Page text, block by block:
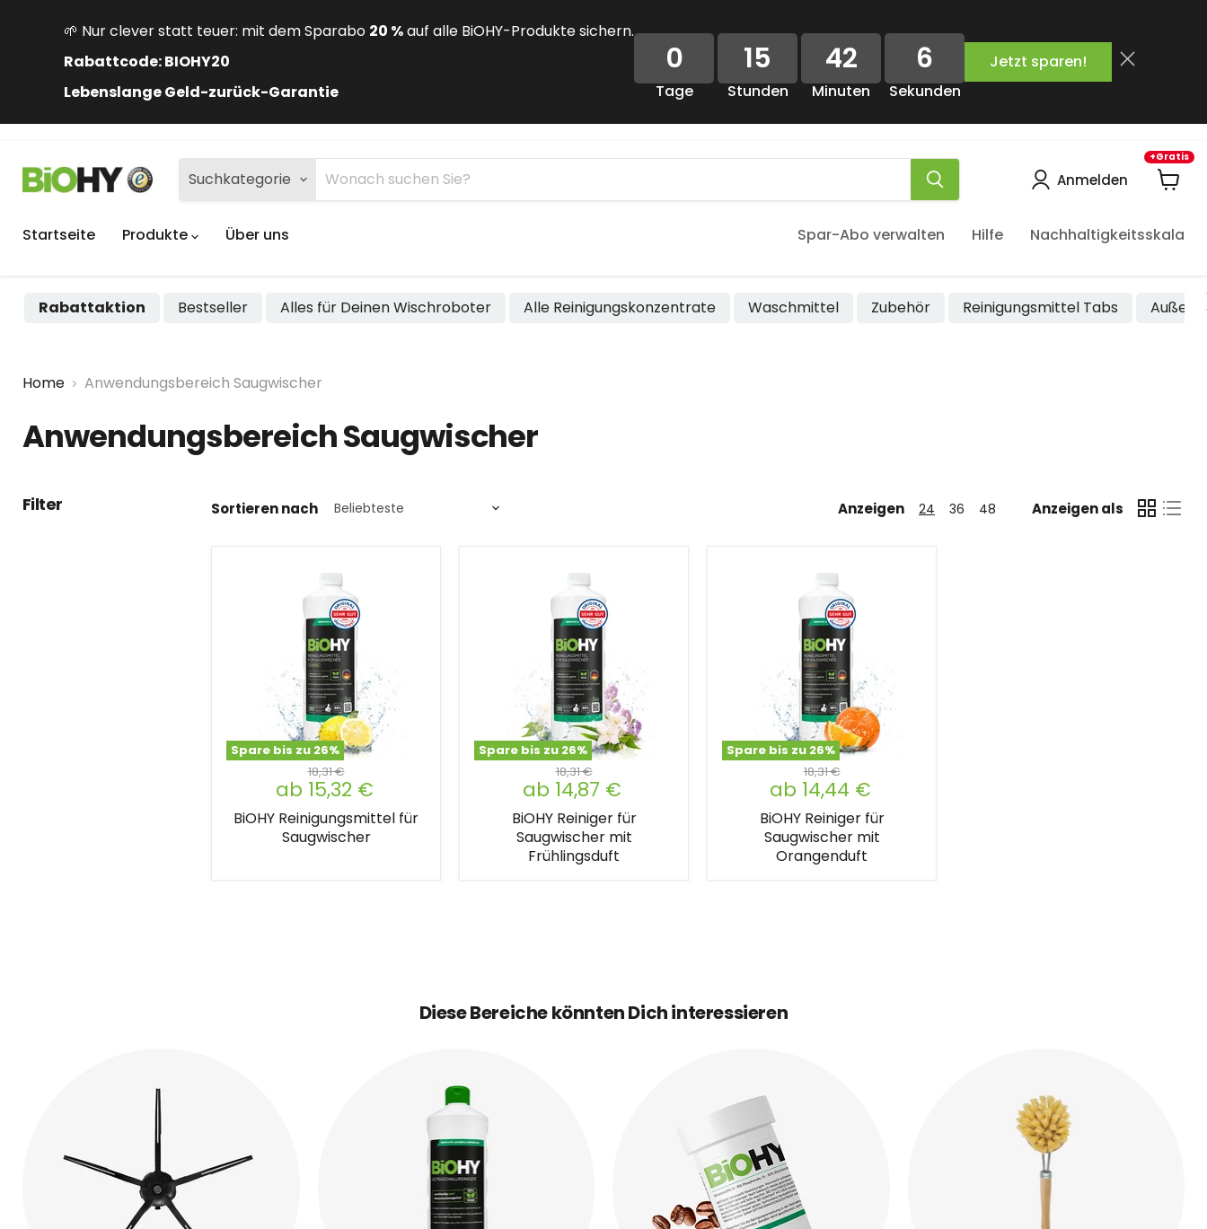
🌱 Nur clever statt teuer: mit dem Sparabo 20 %auf alle BiOHY-Produkte sichern.
Rabattcode: BIOHY20
Lebenslange Geld-zurück-Garantie
0
Tage
15
Stunden
42
Minuten
5
Sekunden
Jetzt sparen!
Suchkategorie Anmelden
+Gratis
Startseite
Produkte Über uns Spar-Abo verwalten Hilfe Nachhaltigkeitsskala
Rabattaktion Bestseller Alles für Deinen Wischroboter Alle Reinigungskonzentrate Waschmittel Zubehör Reinigungsmittel Tabs
Home Anwendungsbereich Saugwischer
Anwendungsbereich Saugwischer
Filter Sortieren nach Anzeigen 24 36 48 Anzeigen als
Spare bis zu 26%
ab 15,32 €
18,31 €
BiOHY Reinigungsmittel für
Saugwischer
Spare bis zu 26%
ab 14,87 €
18,31 €
BiOHY Reiniger für
Saugwischer mit
Frühlingsduft
Spare bis zu 26%
ab 14,44 €
18,31 €
BiOHY Reiniger für
Saugwischer mit
Orangenduft
Diese Bereiche könnten Dich interessieren